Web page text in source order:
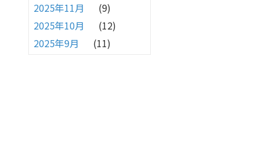
2025年11月
(9)
2025年10月
(12)
2025年9月
(11)